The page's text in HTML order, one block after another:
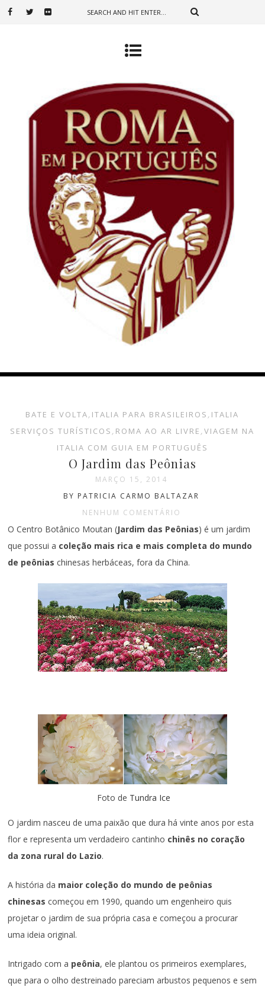
BATE E VOLTA, ITALIA PARA BRASILEIROS , ITALIA
SERVIÇOS TURÍSTICOS , ROMA AO AR LIVRE ,VIAGEM NA
ITALIA COM GUIA EM PORTUGUÊS
O Jardim das Peônias
MARÇO 15, 2014
BY PATRICIA CARMO BALTAZAR
NENHUM COMENTÁRIO
O Centro Botânico Moutan (Jardim das Peônias) é um jardim
que possui a coleção mais rica e mais completa do mundo
de peônias chinesas herbáceas, fora da China.
Foto de Tundra Ice
O jardim nasceu de uma paixão que dura há vinte anos por esta
flor e representa um verdadeiro cantinho chinês no coração
da zona rural do Lazio.
A história da maior coleção do mundo de peônias
chinesas começou em 1990, quando um engenheiro quis
projetar o jardim de sua própria casa e começou a procurar
uma ideia original.
Intrigado com a peônia, ele plantou os primeiros exemplares,
que para o olho destreinado pareciam arbustos pequenos e sem